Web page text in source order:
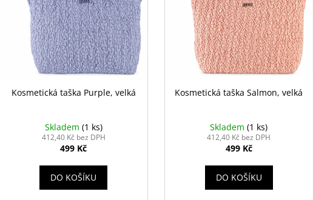
Kosmetická taška Purple, velká
Skladem (1 ks)
412,40 Kč bez DPH
499 Kč
DO KOŠÍKU
Kosmetická taška Salmon, velká
Skladem(1 ks)
412,40 Kč bez DPH
499 Kč
DO KOŠÍKU
75 Kč